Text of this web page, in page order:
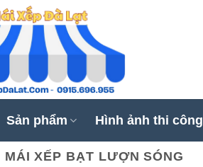
Sản phẩm Hình ảnh thi công
MÁI XẾP BẠT LƯỢN SÓNG